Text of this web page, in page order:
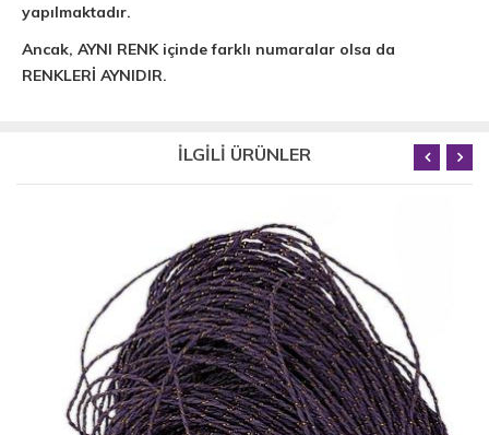
yapılmaktadır.
Ancak, AYNI RENK içinde farklı numaralar olsa da
RENKLERİ AYNIDIR.
İLGİLİ ÜRÜNLER